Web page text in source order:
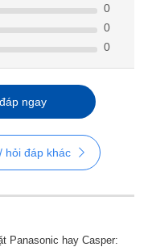
0
0
0
ngay
hỏi đáp khác
Panasonic hay Casper: